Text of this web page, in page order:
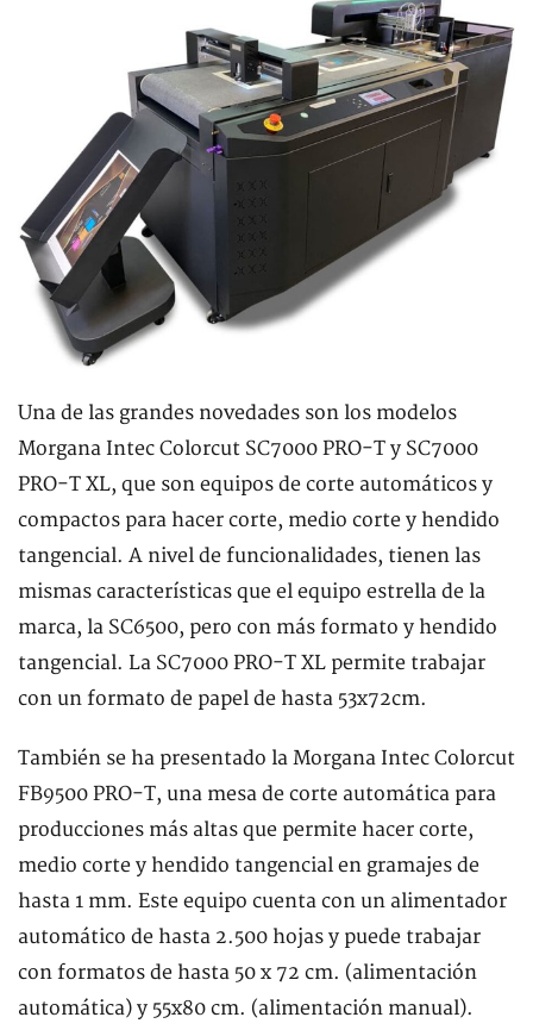
Una de las grandes novedades son los modelos
Morgana Intec Colorcut SC7000 PRO-T y SC7000
PRO-T XL, que son equipos de corte automáticos y
compactos para hacer corte, medio corte y hendido
tangencial. A nivel de funcionalidades, tienen las
mismas características que el equipo estrella de la
marca, la SC6500, pero con más formato y hendido
tangencial. La SC7000 PRO-T XL permite trabajar
con un formato de papel de hasta 53x72cm.
También se ha presentado la Morgana Intec Colorcut
FB9500 PRO-T, una mesa de corte automática para
producciones más altas que permite hacer corte,
medio corte y hendido tangencial en gramajes de
hasta 1 mm. Este equipo cuenta con un alimentador
automático de hasta 2.500 hojas y puede trabajar
con formatos de hasta 50 x 72 cm. (alimentación
automática) y 55x80 cm. (alimentación manual).